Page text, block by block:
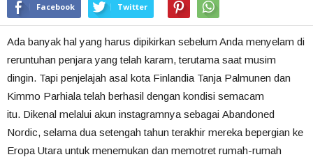
Facebook Twitter
Ada banyak hal yang harus dipikirkan sebelum Anda menyelam di
reruntuhan penjara yang telah karam, terutama saat musim
dingin. Tapi penjelajah asal kota Finlandia Tanja Palmunen dan
Kimmo Parhiala telah berhasil dengan kondisi semacam
itu. Dikenal melalui akun instagramnya sebagai Abandoned
Nordic, selama dua setengah tahun terakhir mereka bepergian ke
Eropa Utara untuk menemukan dan memotret rumah-rumah